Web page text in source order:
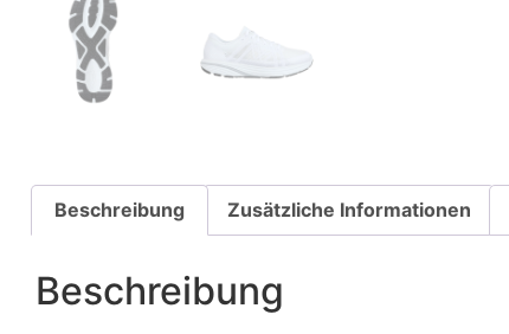
Beschreibung Zusätzliche Informationen
Beschreibung